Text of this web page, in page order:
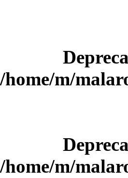
/home/m/
/home/m/